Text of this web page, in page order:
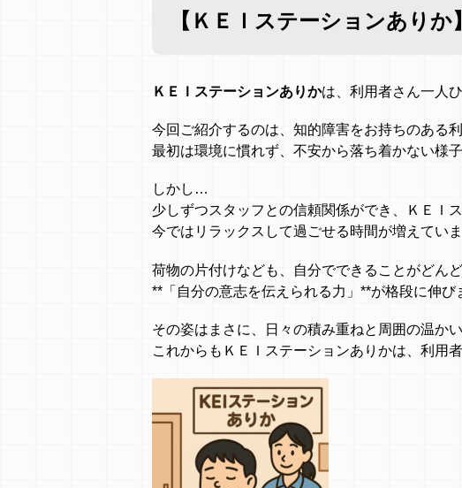
【ＫＥＩステーションあり
ＫＥＩステーションありかは、利用者さん一人
今回ご紹介するのは、知的障害をお持ちのある
最初は環境に慣れず、不安から落ち着かない様
しかし…
少しずつスタッフとの信頼関係ができ、ＫＥＩ
今ではリラックスして過ごせる時間が増えていま
荷物の片付けなども、自分でできることがど
**「自分の意志を伝えられる力」**が格段に伸び
その姿はまさに、日々の積み重ねと周囲の温か
これからもＫＥＩステーションありかは、利用